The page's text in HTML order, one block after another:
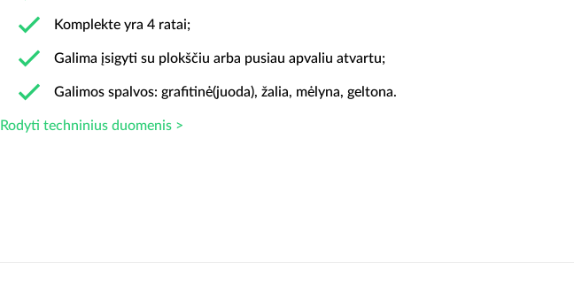
Komplekte yra 4 ratai;
Galima įsigyti su plokščiu arba pusiau apvaliu atvartu;
Galimos spalvos: grafitinė(juoda), žalia, mėlyna, geltona.
Rodyti techninius duomenis >